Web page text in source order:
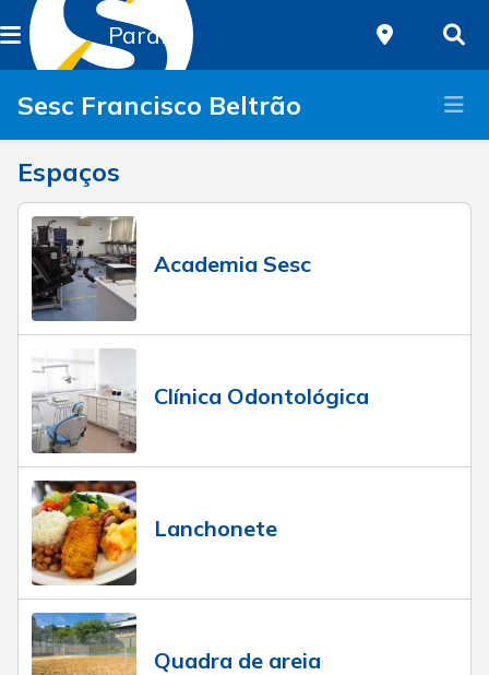
Paraná
Sesc Francisco Beltrão
Espaços
Academia Sesc
Clínica Odontológica
Lanchonete
Quadra de areia